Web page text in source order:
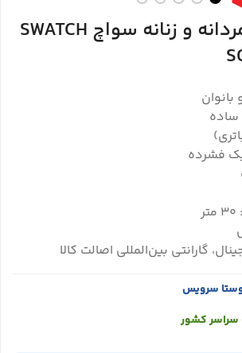
ساعت مچی مردانه و زنانه سواچ SWATCH
بانوان
فشرده
گارانتی بین‌المللی اصالت کالا
سراسر کشور